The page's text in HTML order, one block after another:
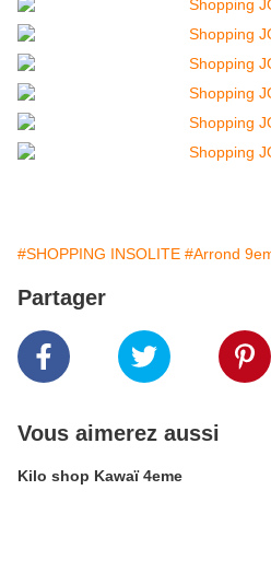
#SHOPPING INSOLITE #Arrond
Partager
Vous aimerez aussi
Kilo shop Kawaï 4eme